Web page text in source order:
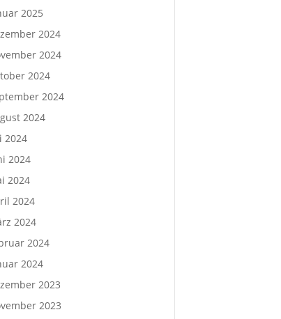
2025
2024
2024
2024
2024
2024
2024
2024
2024
2024
2024
2024
2024
2023
2023